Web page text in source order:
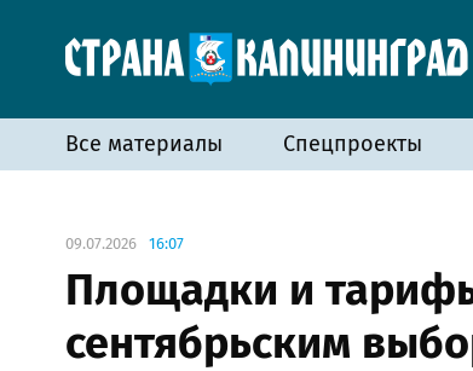
Все материалы Спецпроекты
09.07.2026 16:07
Площадки и
сентябрьским